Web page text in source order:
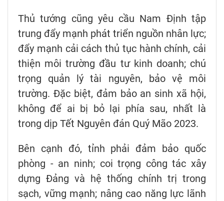
Thủ tướng cũng yêu cầu Nam Định tập
trung đẩy mạnh phát triển nguồn nhân lực;
đẩy mạnh cải cách thủ tục hành chính, cải
thiện môi trường đầu tư kinh doanh; chú
trọng quản lý tài nguyên, bảo vệ môi
trường. Đặc biệt, đảm bảo an sinh xã hội,
không để ai bị bỏ lại phía sau, nhất là
trong dịp Tết Nguyên đán Quý Mão 2023.
Bên cạnh đó, tỉnh phải đảm bảo quốc
phòng - an ninh; coi trọng công tác xây
dựng Đảng và hệ thống chính trị trong
sạch, vững mạnh; nâng cao năng lực lãnh